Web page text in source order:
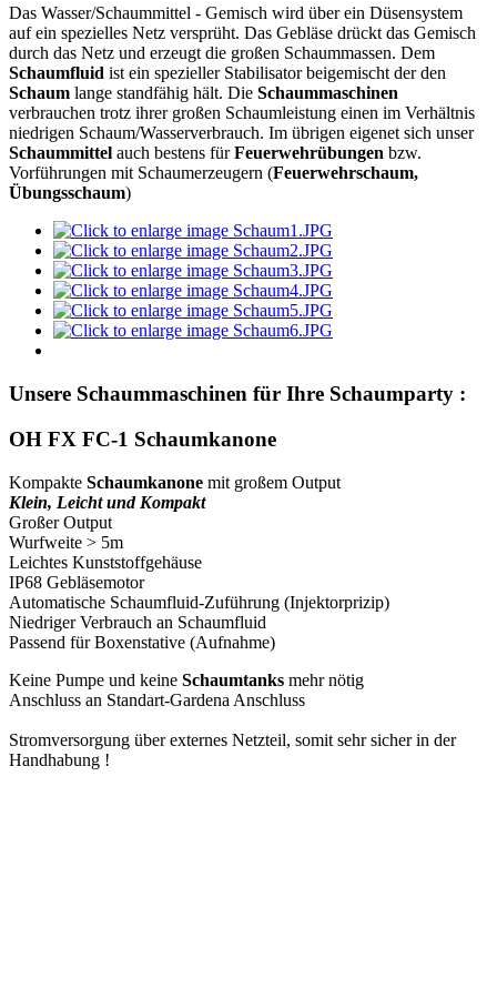
Das Wasser/Schaummittel - Gemisch wird über ein Düsensystem
auf ein spezielles Netz versprüht. Das Gebläse drückt das Gemisch
durch das Netz und erzeugt die großen Schaummassen. Dem
Schaumfluid ist ein spezieller Stabilisator beigemischt der den
Schaum lange standfähig hält. Die Schaummaschinen
verbrauchen trotz ihrer großen Schaumleistung einen im Verhältnis
niedrigen Schaum/Wasserverbrauch. Im übrigen eigenet sich unser
Schaummittel auch bestens fürFeuerwehrübungen bzw.
Vorführungen mit Schaumerzeugern (Feuerwehrschaum,
Übungsschaum)
Unsere Schaummaschinen für Ihre Schaumparty :
OH FX FC-1 Schaumkanone
Kompakte Schaumkanone mit großem Output
Klein, Leicht und Kompakt
Großer Output
Wurfweite > 5m
Leichtes Kunststoffgehäuse
IP68 Gebläsemotor
Automatische Schaumfluid-Zuführung (Injektorprizip)
Niedriger Verbrauch an Schaumfluid
Passend für Boxenstative (Aufnahme)
Keine Pumpe und keine Schaumtanks mehr nötig
Anschluss an Standart-Gardena Anschluss
Stromversorgung über externes Netzteil, somit sehr sicher in der
Handhabung !